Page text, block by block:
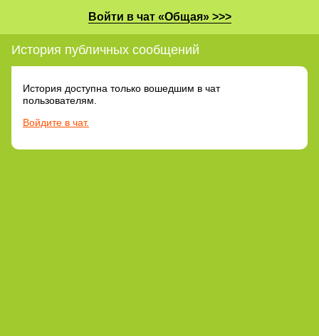
Войти в чат «Общая» >>>
История публичных сообщений
История доступна только вошедшим в чат
пользователям.
Войдите в чат.